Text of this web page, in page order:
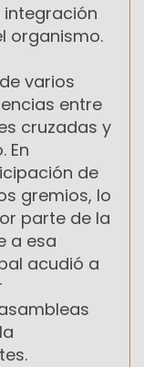
organismo.
varios
entre
cruzadas y
En
de
gremios, lo
parte de la
a esa
acudió a